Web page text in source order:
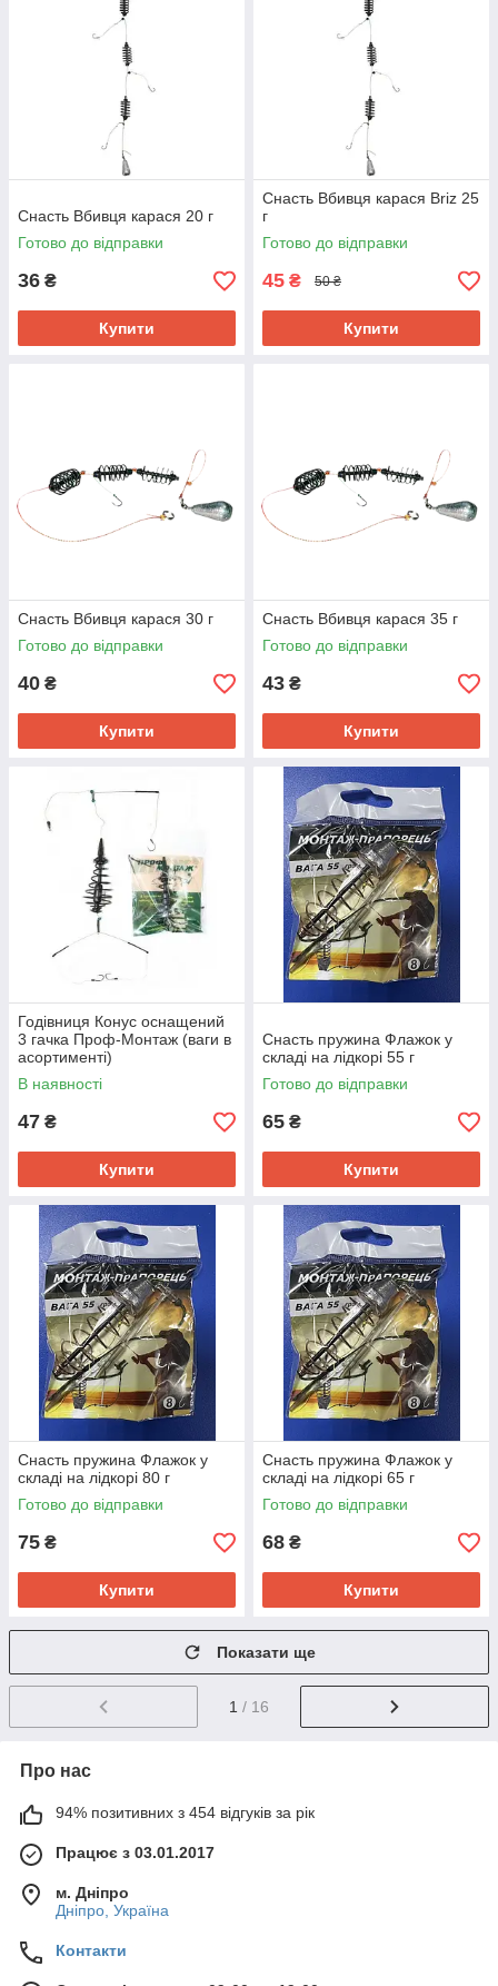
Снасть Вбивця карася 20 г
Готово до відправки
36 ₴
Купити
Снасть Вбивця карася Briz 25
г
Готово до відправки
45 ₴ 50 ₴
Купити
Снасть Вбивця карася 30 г
Готово до відправки
40 ₴
Купити
Снасть Вбивця карася 35 г
Готово до відправки
43 ₴
Купити
Годівниця Конус оснащений
3 гачка Проф-Монтаж (ваги в
асортименті)
В наявності
47 ₴
Купити
Снасть пружина Флажок у
складі на лідкорі 55 г
Готово до відправки
65 ₴
Купити
Снасть пружина Флажок у
складі на лідкорі 80 г
Готово до відправки
75 ₴
Купити
Снасть пружина Флажок у
складі на лідкорі 65 г
Готово до відправки
68 ₴
Купити
Показати ще
1 / 16
Про нас
94% позитивних з 454 відгуків за рік
Працює з 03.01.2017
м. Дніпро
Дніпро, Україна
Контакти